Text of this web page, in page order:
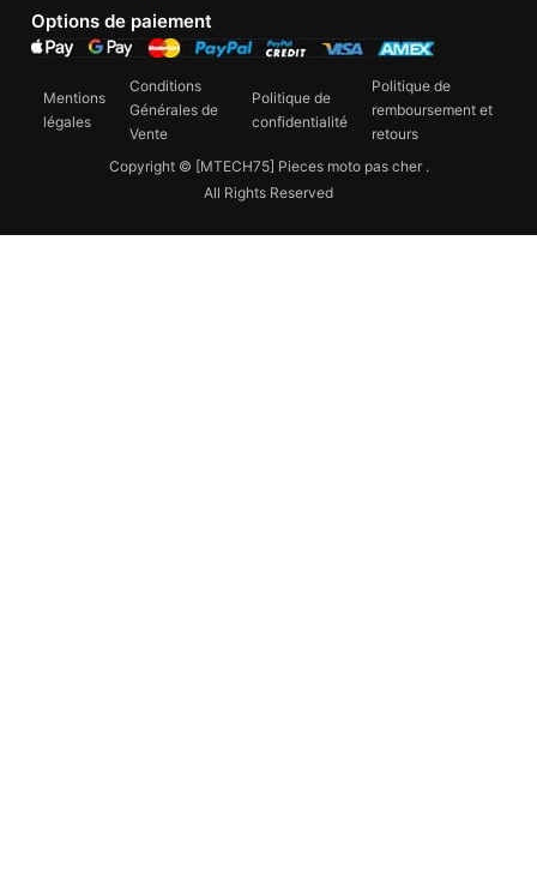
Options de paiement
Copyright © [MTECH75] Pieces moto pas cher .
All Rights Reserved
Mentions
légales
Conditions
Générales de
Vente
Politique de
confidentialité
Politique de
remboursement et
retours